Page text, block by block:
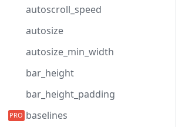
autoscroll_speed
autosize
autosize_min_width
bar_height
bar_height_padding
baselines